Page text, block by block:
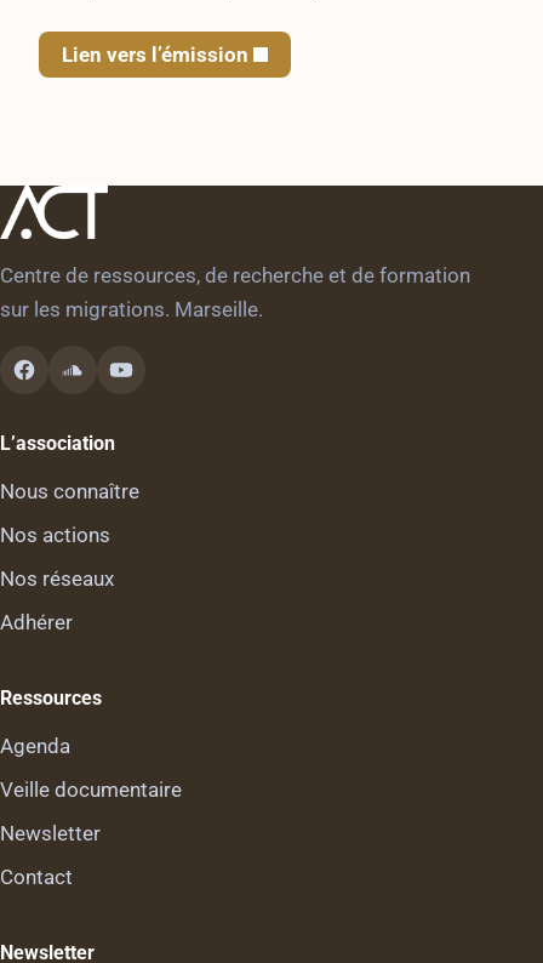
Lien vers l’émission
Centre de ressources, de recherche et de formation
sur les migrations. Marseille.
L’association
Nous connaître
Nos actions
Nos réseaux
Adhérer
Ressources
Agenda
Veille documentaire
Newsletter
Contact
Newsletter